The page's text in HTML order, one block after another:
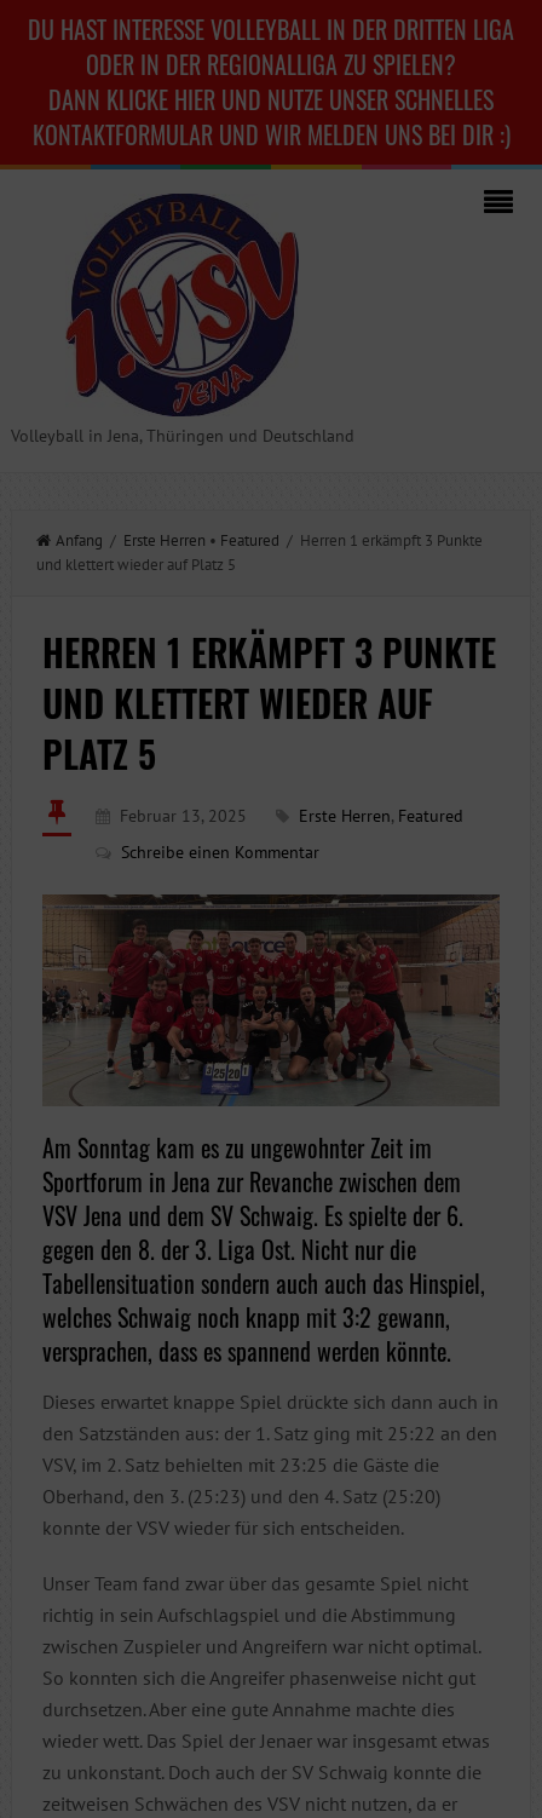
DU HAST INTERESSE VOLLEYBALL IN DER DRITTEN LIGA
ODER IN DER REGIONALLIGA ZU SPIELEN?
DANN KLICKE HIER UND NUTZE UNSER SCHNELLES
KONTAKTFORMULAR UND WIR MELDEN UNS BEI DIR :)
Volleyball in Jena, Thüringen und Deutschland
Anfang / Erste Herren • Featured / Herren 1 erkämpft 3 Punkte
und klettert wieder auf Platz 5
HERREN 1 ERKÄMPFT 3 PUNKTE
UND KLETTERT WIEDER AUF
PLATZ 5
Februar 13, 2025 Erste Herren, Featured
Schreibe einen Kommentar
Am Sonntag kam es zu ungewohnter Zeit im
Sportforum in Jena zur Revanche zwischen dem
VSV Jena und dem SV Schwaig. Es spielte der 6.
gegen den 8. der 3. Liga Ost. Nicht nur die
Tabellensituation sondern auch auch das Hinspiel,
welches Schwaig noch knapp mit 3:2 gewann,
versprachen, dass es spannend werden könnte.
Dieses erwartet knappe Spiel drückte sich dann auch in
den Satzständen aus: der 1. Satz ging mit 25:22 an den
VSV, im 2. Satz behielten mit 23:25 die Gäste die
Oberhand, den 3. (25:23) und den 4. Satz (25:20)
konnte der VSV wieder für sich entscheiden.
Unser Team fand zwar über das gesamte Spiel nicht
richtig in sein Aufschlagspiel und die Abstimmung
zwischen Zuspieler und Angreifern war nicht optimal.
So konnten sich die Angreifer phasenweise nicht gut
durchsetzen. Aber eine gute Annahme machte dies
wieder wett. Das Spiel der Jenaer war insgesamt etwas
zu unkonstant. Doch auch der SV Schwaig konnte die
zeitweisen Schwächen des VSV nicht nutzen, da er